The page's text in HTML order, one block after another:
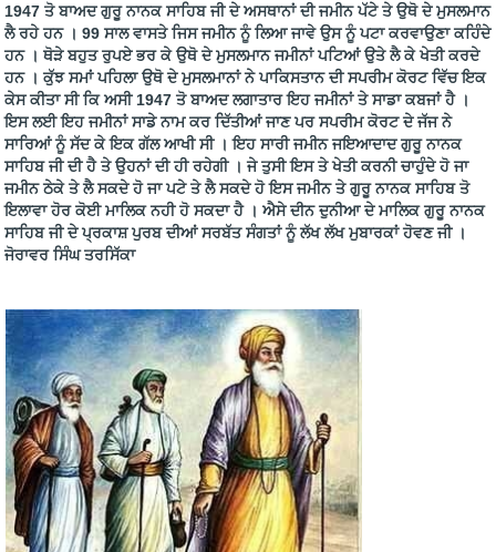
1947 ਤੋ ਬਾਅਦ ਗੁਰੂ ਨਾਨਕ ਸਾਹਿਬ ਜੀ ਦੇ ਅਸਥਾਨਾਂ ਦੀ ਜਮੀਨ ਪੱਟੇ ਤੇ ਉਥੋ ਦੇ ਮੁਸਲਮਾਨ
ਲੈ ਰਹੇ ਹਨ । 99 ਸਾਲ ਵਾਸਤੇ ਜਿਸ ਜਮੀਨ ਨੂੰ ਲਿਆ ਜਾਵੇ ਉਸ ਨੂੰ ਪਟਾ ਕਰਵਾਉਣਾ ਕਹਿੰਦੇ
ਹਨ । ਥੋੜੇ ਬਹੁਤ ਰੁਪਏ ਭਰ ਕੇ ਉਥੋ ਦੇ ਮੁਸਲਮਾਨ ਜਮੀਨਾਂ ਪਟਿਆਂ ਉਤੇ ਲੈ ਕੇ ਖੇਤੀ ਕਰਦੇ
ਹਨ । ਕੁੱਝ ਸਮਾਂ ਪਹਿਲਾ ਉਥੋ ਦੇ ਮੁਸਲਮਾਨਾਂ ਨੇ ਪਾਕਿਸਤਾਨ ਦੀ ਸਪਰੀਮ ਕੋਰਟ ਵਿੱਚ ਇਕ
ਕੇਸ ਕੀਤਾ ਸੀ ਕਿ ਅਸੀ 1947 ਤੋ ਬਾਅਦ ਲਗਾਤਾਰ ਇਹ ਜਮੀਨਾਂ ਤੇ ਸਾਡਾ ਕਬਜਾਂ ਹੈ ।
ਇਸ ਲਈ ਇਹ ਜਮੀਨਾਂ ਸਾਡੇ ਨਾਮ ਕਰ ਦਿੱਤੀਆਂ ਜਾਣ ਪਰ ਸਪਰੀਮ ਕੋਰਟ ਦੇ ਜੱਜ ਨੇ
ਸਾਰਿਆਂ ਨੂੰ ਸੱਦ ਕੇ ਇਕ ਗੱਲ ਆਖੀ ਸੀ । ਇਹ ਸਾਰੀ ਜਮੀਨ ਜਇਆਦਾਦ ਗੁਰੂ ਨਾਨਕ
ਸਾਹਿਬ ਜੀ ਦੀ ਹੈ ਤੇ ਉਹਨਾਂ ਦੀ ਹੀ ਰਹੇਗੀ । ਜੇ ਤੁਸੀ ਇਸ ਤੇ ਖੇਤੀ ਕਰਨੀ ਚਾਹੁੰਦੇ ਹੋ ਜਾ
ਜਮੀਨ ਠੇਕੇ ਤੇ ਲੈ ਸਕਦੇ ਹੋ ਜਾ ਪਟੇ ਤੇ ਲੈ ਸਕਦੇ ਹੋ ਇਸ ਜਮੀਨ ਤੇ ਗੁਰੂ ਨਾਨਕ ਸਾਹਿਬ ਤੋ
ਇਲਾਵਾ ਹੋਰ ਕੋਈ ਮਾਲਿਕ ਨਹੀ ਹੋ ਸਕਦਾ ਹੈ । ਐਸੇ ਦੀਨ ਦੁਨੀਆ ਦੇ ਮਾਲਿਕ ਗੁਰੂ ਨਾਨਕ
ਸਾਹਿਬ ਜੀ ਦੇ ਪ੍ਰਕਾਸ਼ ਪੁਰਬ ਦੀਆਂ ਸਰਬੱਤ ਸੰਗਤਾਂ ਨੂੰ ਲੱਖ ਲੱਖ ਮੁਬਾਰਕਾਂ ਹੋਵਣ ਜੀ ।
ਜੋਰਾਵਰ ਸਿੰਘ ਤਰਸਿੱਕਾ